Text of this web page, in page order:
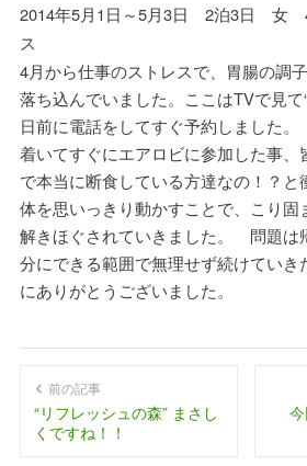
2014年5月1日～5月3日 2泊3日 女
ス
4月から仕事のストレスで、胃腸の調
落ち込んでいました。ここはTVで見て
日前に電話をしてすぐ予約しました
着いてすぐにエアロビに参加した事、
で本当に断食している方達なの！？と
体を思いっきり動かすことで、こり固
解きほぐされていきました。 問題は
分にできる範囲で無理せず続けていき
にありがとうございました。
前の記事
“リフレッシュの森” まさし
くですね！！